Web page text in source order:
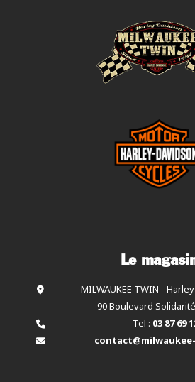
Le
MILWAUKEE TWIN -
90 Boulevard
Tel : 03 87 69